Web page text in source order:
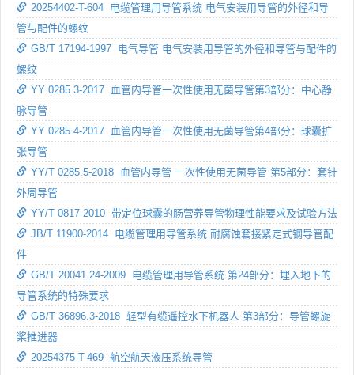
20254402-T-604 电缆管理用导管系统 电气安装用导管的外径和导
管与配件的螺纹
GB/T 17194-1997 电气导管 电气安装用导管的外径和导管与配件的
螺纹
YY 0285.3-2017 血管内导管一次性使用无菌导管第3部分：中心静
脉导管
YY 0285.4-2017 血管内导管一次性使用无菌导管第4部分：球囊扩
张导管
YY/T 0285.5-2018 血管内导管 一次性使用无菌导管 第5部分：套针
外周导管
YY/T 0817-2010 带定位球囊的肠营养导管物理性能要求及试验方法
JB/T 11900-2014 电缆管理用导管系统 耐腐蚀套接紧定式钢导管配
件
GB/T 20041.24-2009 电缆管理用导管系统 第24部分：埋入地下的
导管系统的特殊要求
GB/T 36896.3-2018 轻型有缆遥控水下机器人 第3部分：导管螺旋
桨推进器
20254375-T-469 航空航天液压系统导管